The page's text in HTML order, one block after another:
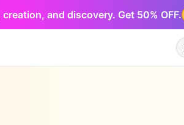
and discovery. Get 50% OFF.